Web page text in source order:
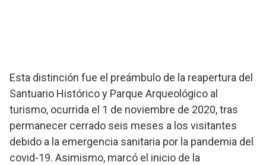
Esta distinción fue el preámbulo de la reapertura del
Santuario Histórico y Parque Arqueológico al
turismo, ocurrida el 1 de noviembre de 2020, tras
permanecer cerrado seis meses a los visitantes
debido a la emergencia sanitaria por la pandemia del
covid-19. Asimismo, marcó el inicio de la